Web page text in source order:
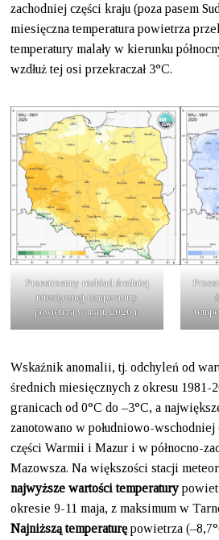
zachodniej części kraju (poza pasem
miesięczna temperatura powietrza
temperatury malały w kierunku
wzdłuż tej osi przekraczał 3°C.
Przestrzenny rozkład średniej
miesięcznej-temperatury
powietrza w maju 2020 r.
Wskaźnik anomalii, tj. odchyleń od
średnich miesięcznych z okresu 1981-
granicach od 0°C do –3°C, a
zanotowano w południowo-wschodniej
części Warmii i Mazur i w północno-
Mazowsza. Na większości stacji
najwyższe wartości temperatury
okresie 9-11 maja, z maksimum w
Najniższą temperaturępowietrza